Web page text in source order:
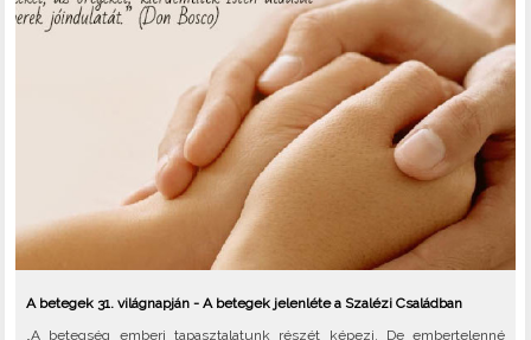
A betegek 31. világnapján - A betegek jelenléte a Szalézi Családban
„A betegség emberi tapasztalatunk részét képezi. De embertelenné